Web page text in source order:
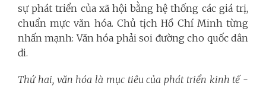
sự phát triển của xã hội bằng hệ thống các giá trị,
chuẩn mực văn hóa. Chủ tịch Hồ Chí Minh từng
nhấn mạnh: Văn hóa phải soi đường cho quốc dân
đi.
Thứ hai, văn hóa là mục tiêu của phát triển kinh tế -